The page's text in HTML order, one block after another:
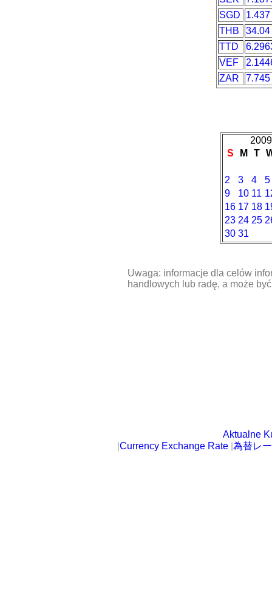
SGD
1.437
THB
34.04
TTD
VEF
ZAR
7.745
S
M T
2 3 4
5
9
10 11
16 17 18
23 24 25
30 31
Uwaga: informacje dla celów
handlowych lub radę, a może
Aktualne
Currency Exchange Rate 為替レ